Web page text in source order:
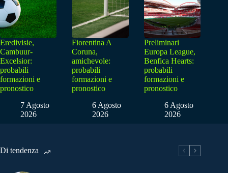
Eredivisie,
Cambuur-
Excelsior:
probabili
formazioni e
pronostico
7 Agosto
2026
Fiorentina A
Coruna,
amichevole:
probabili
formazioni e
pronostico
6 Agosto
2026
Preliminari
Europa League,
Benfica Hearts:
probabili
formazioni e
pronostico
6 Agosto
2026
Di tendenza